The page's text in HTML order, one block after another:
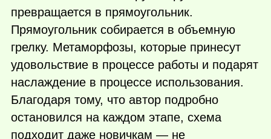
превращается в прямоугольник.
Прямоугольник собирается в объемную
грелку. Метаморфозы, которые принесут
удовольствие в процессе работы и подарят
наслаждение в процессе использования.
Благодаря тому, что автор подробно
остановился на каждом этапе, схема
подходит даже новичкам — не